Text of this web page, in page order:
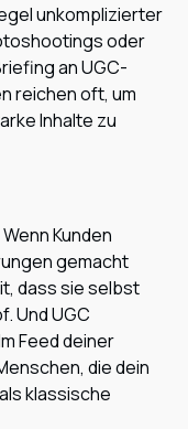
unkomplizierter
oder
an UGC-
reichen oft, um
Inhalte zu
Kunden
gemacht
dass sie selbst
Und UGC
Feed deiner
die dein
klassische